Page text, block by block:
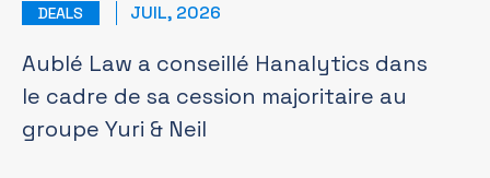
DEALS JUIL, 2026
Aublé Law a conseillé Hanalytics dans
le cadre de sa cession majoritaire au
groupe Yuri & Neil